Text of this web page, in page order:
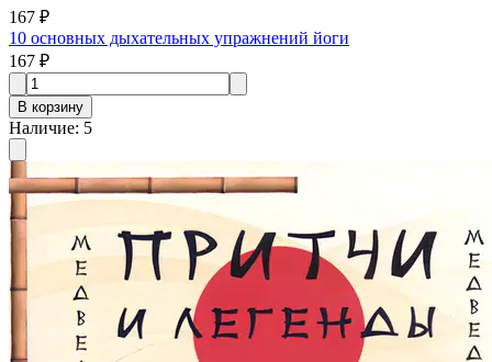
167 ₽
10 основных дыхательных упражнений йоги
167 ₽
В корзину
Наличие: 5